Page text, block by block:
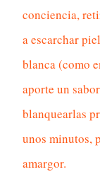
conciencia,
a escarchar
blanca (como
aporte un
blanquearlas
unos minutos,
amargor.